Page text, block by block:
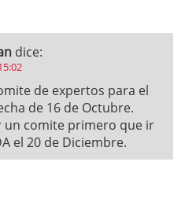
dice:
de expertos para el
de 16 de Octubre.
un comite primero que ir
el 20 de Diciembre.